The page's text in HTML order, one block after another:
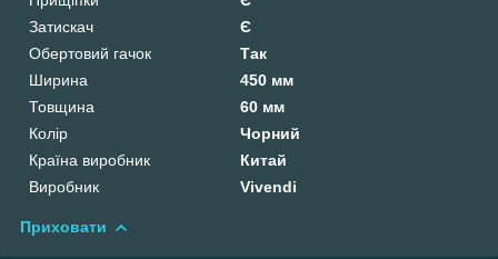
Затискач
Є
Обертовий гачок
Так
Ширина
450 мм
Товщина
60 мм
Колір
Чорний
Країна виробник
Китай
Виробник
Vivendi
Приховати